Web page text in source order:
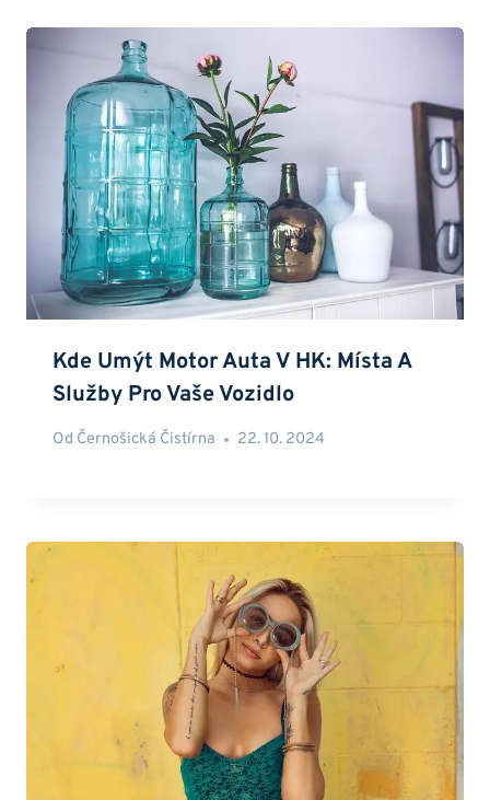
Kde Umýt Motor Auta V HK: Místa A
Služby Pro Vaše Vozidlo
Od Černošická Čistírna 22. 10. 2024